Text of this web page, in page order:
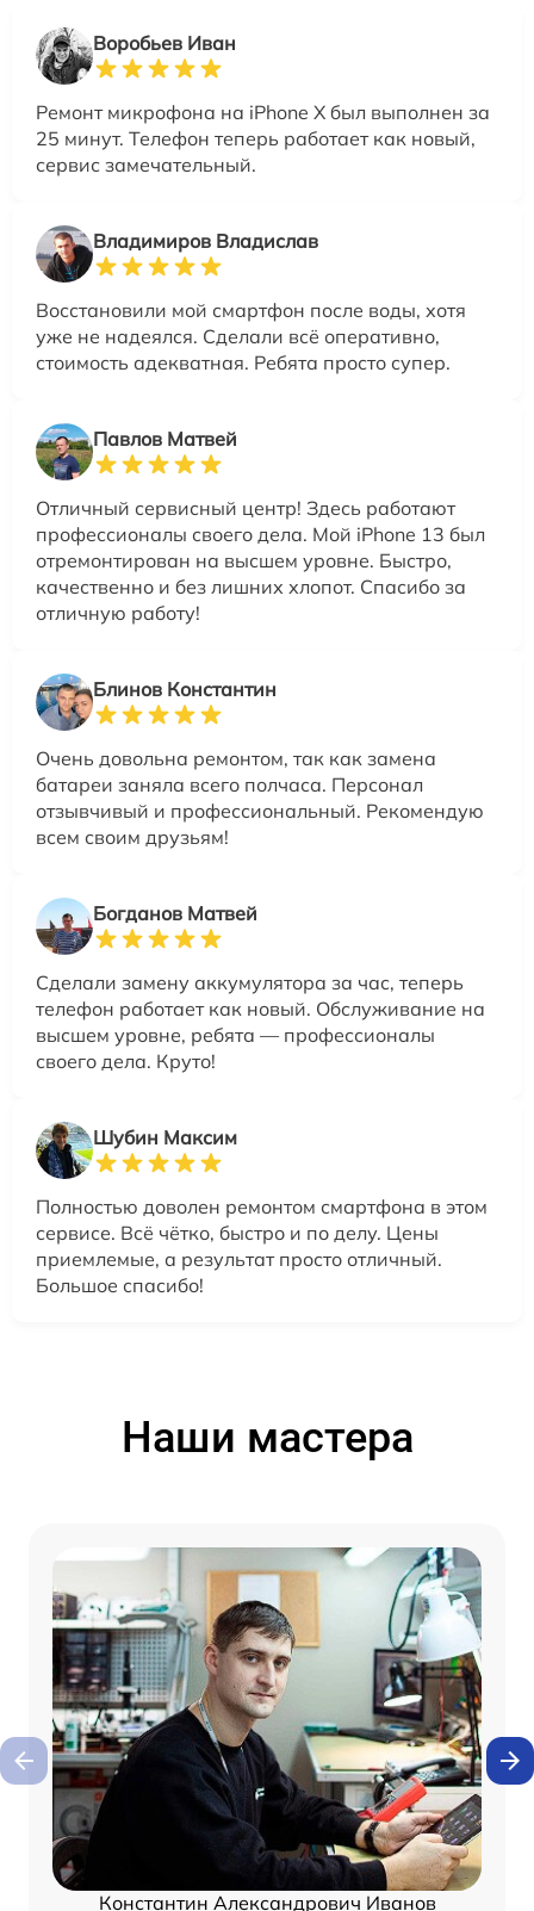
Воробьев Иван
Ремонт микрофона на iPhone X был выполнен за
25 минут. Телефон теперь работает как новый,
сервис замечательный.
Владимиров Владислав
Восстановили мой смартфон после воды, хотя
уже не надеялся. Сделали всё оперативно,
стоимость адекватная. Ребята просто супер.
Павлов Матвей
Отличный сервисный центр! Здесь работают
профессионалы своего дела. Мой iPhone 13 был
отремонтирован на высшем уровне. Быстро,
качественно и без лишних хлопот. Спасибо за
отличную работу!
Блинов Константин
Очень довольна ремонтом, так как замена
батареи заняла всего полчаса. Персонал
отзывчивый и профессиональный. Рекомендую
всем своим друзьям!
Богданов Матвей
Сделали замену аккумулятора за час, теперь
телефон работает как новый. Обслуживание на
высшем уровне, ребята — профессионалы
своего дела. Круто!
Шубин Максим
Полностью доволен ремонтом смартфона в этом
сервисе. Всё чётко, быстро и по делу. Цены
приемлемые, а результат просто отличный.
Большое спасибо!
Наши мастера
Константин Александрович Иванов